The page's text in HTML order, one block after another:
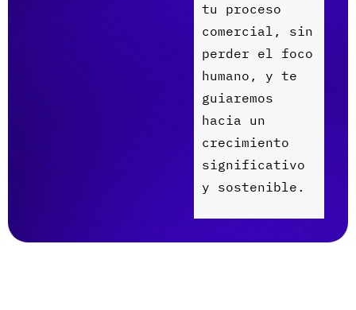
tu proceso
comercial , sin
perder el foco
humano , y te
guiaremos
hacia un
crecimiento
significativo
y sostenible .